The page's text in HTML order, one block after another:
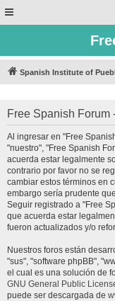
Spanish Institute of
Free Spanish Forum
Al ingresar en "Free
"nuestro", "Free Spanish
acuerda estar legalmente
contrario por favor no se
cambiar estos términos en
embargo sería prudente
Seguir registrado a "Free
que acuerda estar
fueron actualizados y/o
Nuestros foros están
"sus", "software phpBB",
el cual es una solución de
GNU General Public
puede ser descargada de